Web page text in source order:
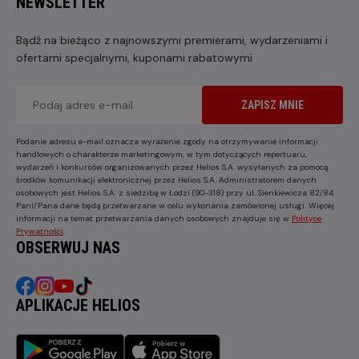
Bądź na bieżąco z najnowszymi premierami, wydarzeniami i
ofertami specjalnymi, kuponami rabatowymi
ZAPISZ MNIE
Podanie adresu e-mail oznacza wyrażenie zgody na otrzymywanie informacji
handlowych o charakterze marketingowym, w tym dotyczących repertuaru,
wydarzeń i konkursów organizowanych przez Helios S.A. wysyłanych za pomocą
środków komunikacji elektronicznej przez Helios S.A. Administratorem danych
osobowych jest Helios S.A. z siedzibą w Łodzi (90-318) przy ul. Sienkiewicza 82/84.
Pani/Pana dane będą przetwarzane w celu wykonania zamówionej usługi. Więcej
informacji na temat przetwarzania danych osobowych znajduje się w Polityce
Prywatności.
OBSERWUJ NAS
APLIKACJE HELIOS